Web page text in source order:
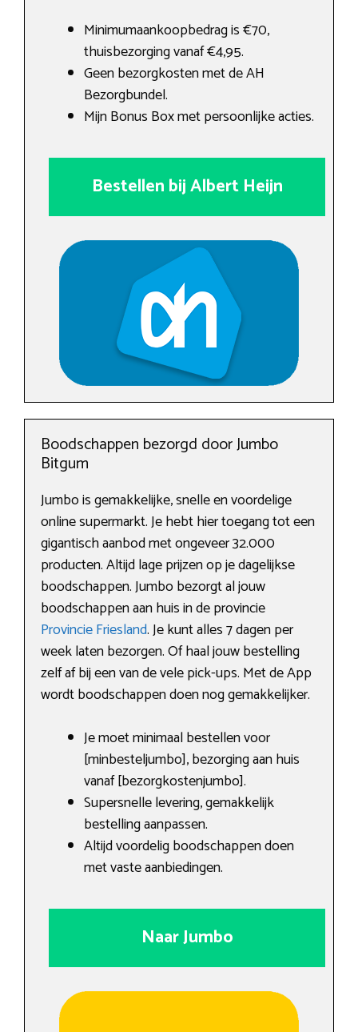
Minimumaankoopbedrag is €70,
thuisbezorging vanaf €4,95.
Geen bezorgkosten met de AH
Bezorgbundel.
Mijn Bonus Box met persoonlijke acties.
Bestellen bij Albert Heijn
Boodschappen bezorgd door Jumbo
Bitgum
Jumbo is gemakkelijke, snelle en voordelige
online supermarkt. Je hebt hier toegang tot een
gigantisch aanbod met ongeveer 32.000
producten. Altijd lage prijzen op je dagelijkse
boodschappen. Jumbo bezorgt al jouw
boodschappen aan huis in de provincie
Provincie Friesland. Je kunt alles 7 dagen per
week laten bezorgen. Of haal jouw bestelling
zelf af bij een van de vele pick-ups. Met de App
wordt boodschappen doen nog gemakkelijker.
Je moet minimaal bestellen voor
[minbesteljumbo], bezorging aan huis
vanaf [bezorgkostenjumbo].
Supersnelle levering, gemakkelijk
bestelling aanpassen.
Altijd voordelig boodschappen doen
met vaste aanbiedingen.
Naar Jumbo